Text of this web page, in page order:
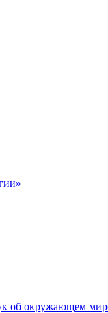
об окружающем